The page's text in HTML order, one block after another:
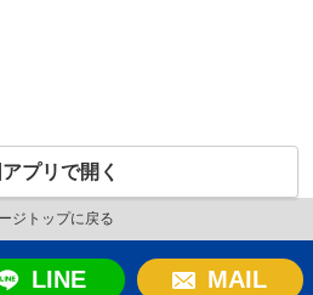
プリで開く
ジトップに戻る
LINE MAIL